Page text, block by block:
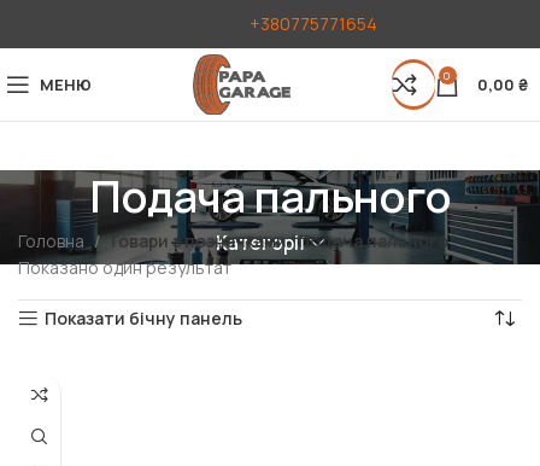
+380775771654
МЕНЮ 0 0,00 ₴
Подача пального
Категорії
Головна
Товари з позначками “Подача пального”
Показано один результат
Показати бічну панель